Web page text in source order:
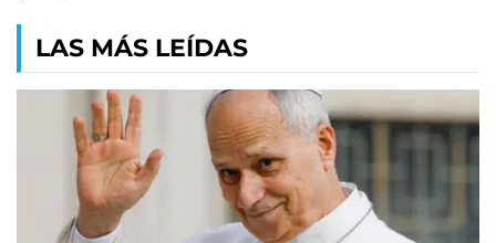
LAS MÁS LEÍDAS